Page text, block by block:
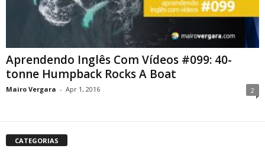
Aprendendo Inglês Com Vídeos #099: 40-
tonne Humpback Rocks A Boat
Mairo Vergara - Apr 1, 2016 2
CATEGORIAS